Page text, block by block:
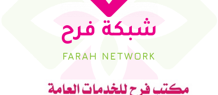
شبكة فرح
FARAH NETWORK